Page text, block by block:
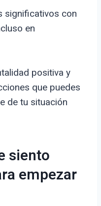
significativos con
en
positiva y
que puedes
de tu situación
siento
empezar